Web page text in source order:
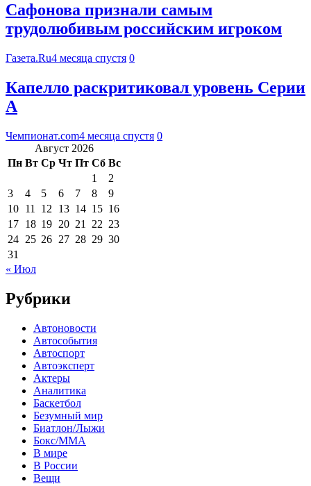
Сафонова признали самым
трудолюбивым российским игроком
Газета.Ru4 месяца спустя 0
Капелло раскритиковал уровень Серии
А
Чемпионат.com4 месяца спустя 0
Август 2026
Пн Вт Ср Чт Пт Сб Вс
1
2
3
4 5 6 7 8
9
10 11 12 13 14 15 16
17 18 19 20 21 22 23
24 25 26 27 28 29 30
31
« Июл
Рубрики
Автоновости
Автособытия
Автоспорт
Автоэксперт
Актеры
Аналитика
Баскетбол
Безумный мир
Биатлон/Лыжи
Бокс/MMA
В мире
В России
Вещи